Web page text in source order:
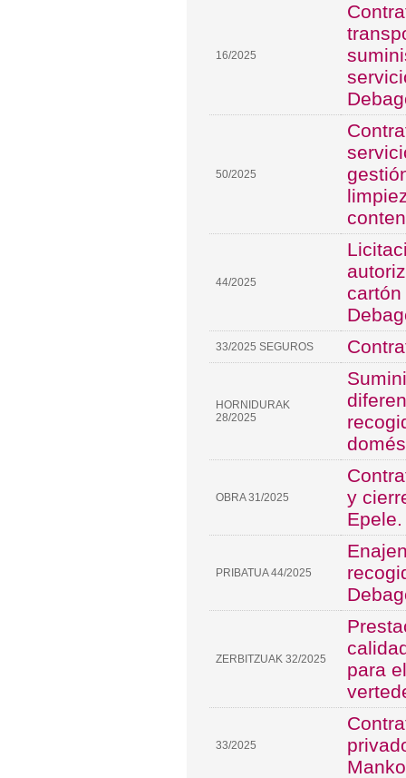
16/2025
50/2025
44/2025
33/2025 SEGUROS
HORNIDURAK
28/2025
OBRA 31/2025
y
Epele.
PRIBATUA 44/2025
ZERBITZUAK 32/2025
para
33/2025